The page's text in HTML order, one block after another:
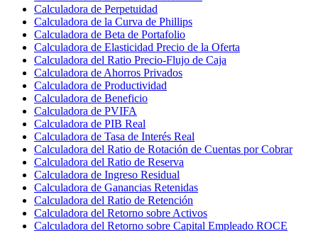
Calculadora de Perpetuidad
Calculadora de la Curva de Phillips
Calculadora de Beta de Portafolio
Calculadora de Elasticidad Precio de la Oferta
Calculadora del Ratio Precio-Flujo de Caja
Calculadora de Ahorros Privados
Calculadora de Productividad
Calculadora de Beneficio
Calculadora de PVIFA
Calculadora de PIB Real
Calculadora de Tasa de Interés Real
Calculadora del Ratio de Rotación de Cuentas por Cobrar
Calculadora del Ratio de Reserva
Calculadora de Ingreso Residual
Calculadora de Ganancias Retenidas
Calculadora del Ratio de Retención
Calculadora del Retorno sobre Activos
Calculadora del Retorno sobre Capital Empleado ROCE